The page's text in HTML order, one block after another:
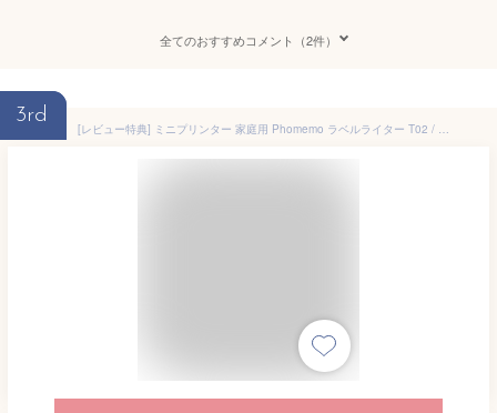
全てのおすすめコメント（2件）
3rd
[レビュー特典] ミニプリンター 家庭用 Phomemo ラベルライター T02 / M02 / M02 PRO / M02S / M03 / M04AS スマホ 対応 コンパクトプリンター 感熱 モバイルプリンター 小型 持ち運び サーマルプリンター スマホプリンター 宛名/領収書/食品表示/プレゼント 公式